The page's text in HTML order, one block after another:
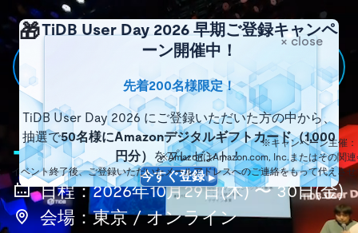
× close
🎁TiDB User Day 2026 早期ご登録キャンペ
ーン開催中！
先着200名様限定！
TiDB User Day 2026 にご登録いただいた方の中から、
抽選で50名様にAmazonデジタルギフトカード（1,000
円分） をプレゼント！
今すぐ登録
※キャンペーン主催：
※AmazonはAmazon.com, Inc.またはその関
イベント終了後、ご登録いただいたメールアドレスへのご連絡をもって代えさ
TiDB User Day
日程：2026年10月29日(木) 〜 30日(金)
会場：東京 / オンライン